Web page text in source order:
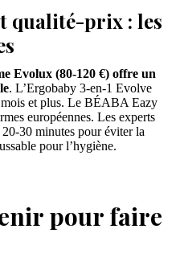
qualité-prix : les
Evolux (80-120 €) offre un
. L’Ergobaby 3-en-1 Evolve
et plus. Le BÉABA Eazy
européennes. Les experts
30 minutes pour éviter la
pour l’hygiène.
pour faire